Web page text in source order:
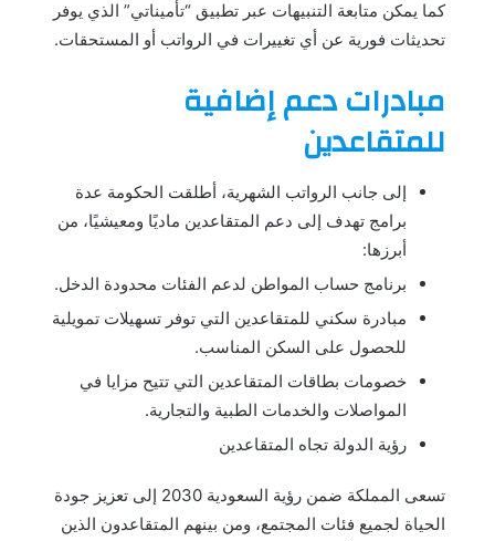
كما يمكن متابعة التنبيهات عبر تطبيق “تأميناتي” الذي يوفر
تحديثات فورية عن أي تغييرات في الرواتب أو المستحقات.
مبادرات دعم إضافية
للمتقاعدين
إلى جانب الرواتب الشهرية، أطلقت الحكومة عدة
برامج تهدف إلى دعم المتقاعدين ماديًا ومعيشيًا، من
أبرزها:
برنامج حساب المواطن لدعم الفئات محدودة الدخل.
مبادرة سكني للمتقاعدين التي توفر تسهيلات تمويلية
للحصول على السكن المناسب.
خصومات بطاقات المتقاعدين التي تتيح مزايا في
المواصلات والخدمات الطبية والتجارية.
رؤية الدولة تجاه المتقاعدين
تسعى المملكة ضمن رؤية السعودية 2030 إلى تعزيز جودة
الحياة لجميع فئات المجتمع، ومن بينهم المتقاعدون الذين